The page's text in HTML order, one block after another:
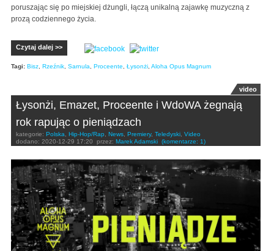
poruszając się po miejskiej dżungli, łączą unikalną zajawkę muzyczną z
prozą codziennego życia.
Czytaj dalej >>
Tagi: Bisz Rzeźnik Sarnula Proceente Łysonżi Aloha Opus Magnum
video
Łysonżi, Emazet, Proceente i WdoWA żegnają
rok rapując o pieniądzach
kategorie: Polska Hip-Hop/Rap News Premiery, Teledyski Video
dodano: 2020-12-29 17:20 przez: Marek Adamski (komentarze: 1)